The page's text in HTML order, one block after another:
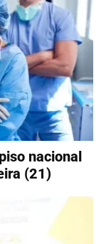
nacional
(21)